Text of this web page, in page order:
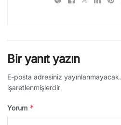
Bir yanıt yazın
E-posta adresiniz yayınlanmayacak.
işaretlenmişlerdir
Yorum *